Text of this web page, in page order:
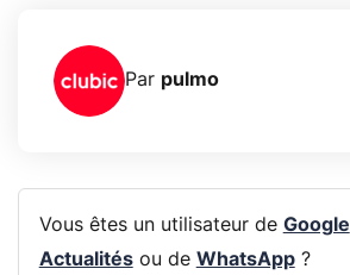
Par pulmo
Vous êtes un utilisateur de Google
Actualitésou de WhatsApp?